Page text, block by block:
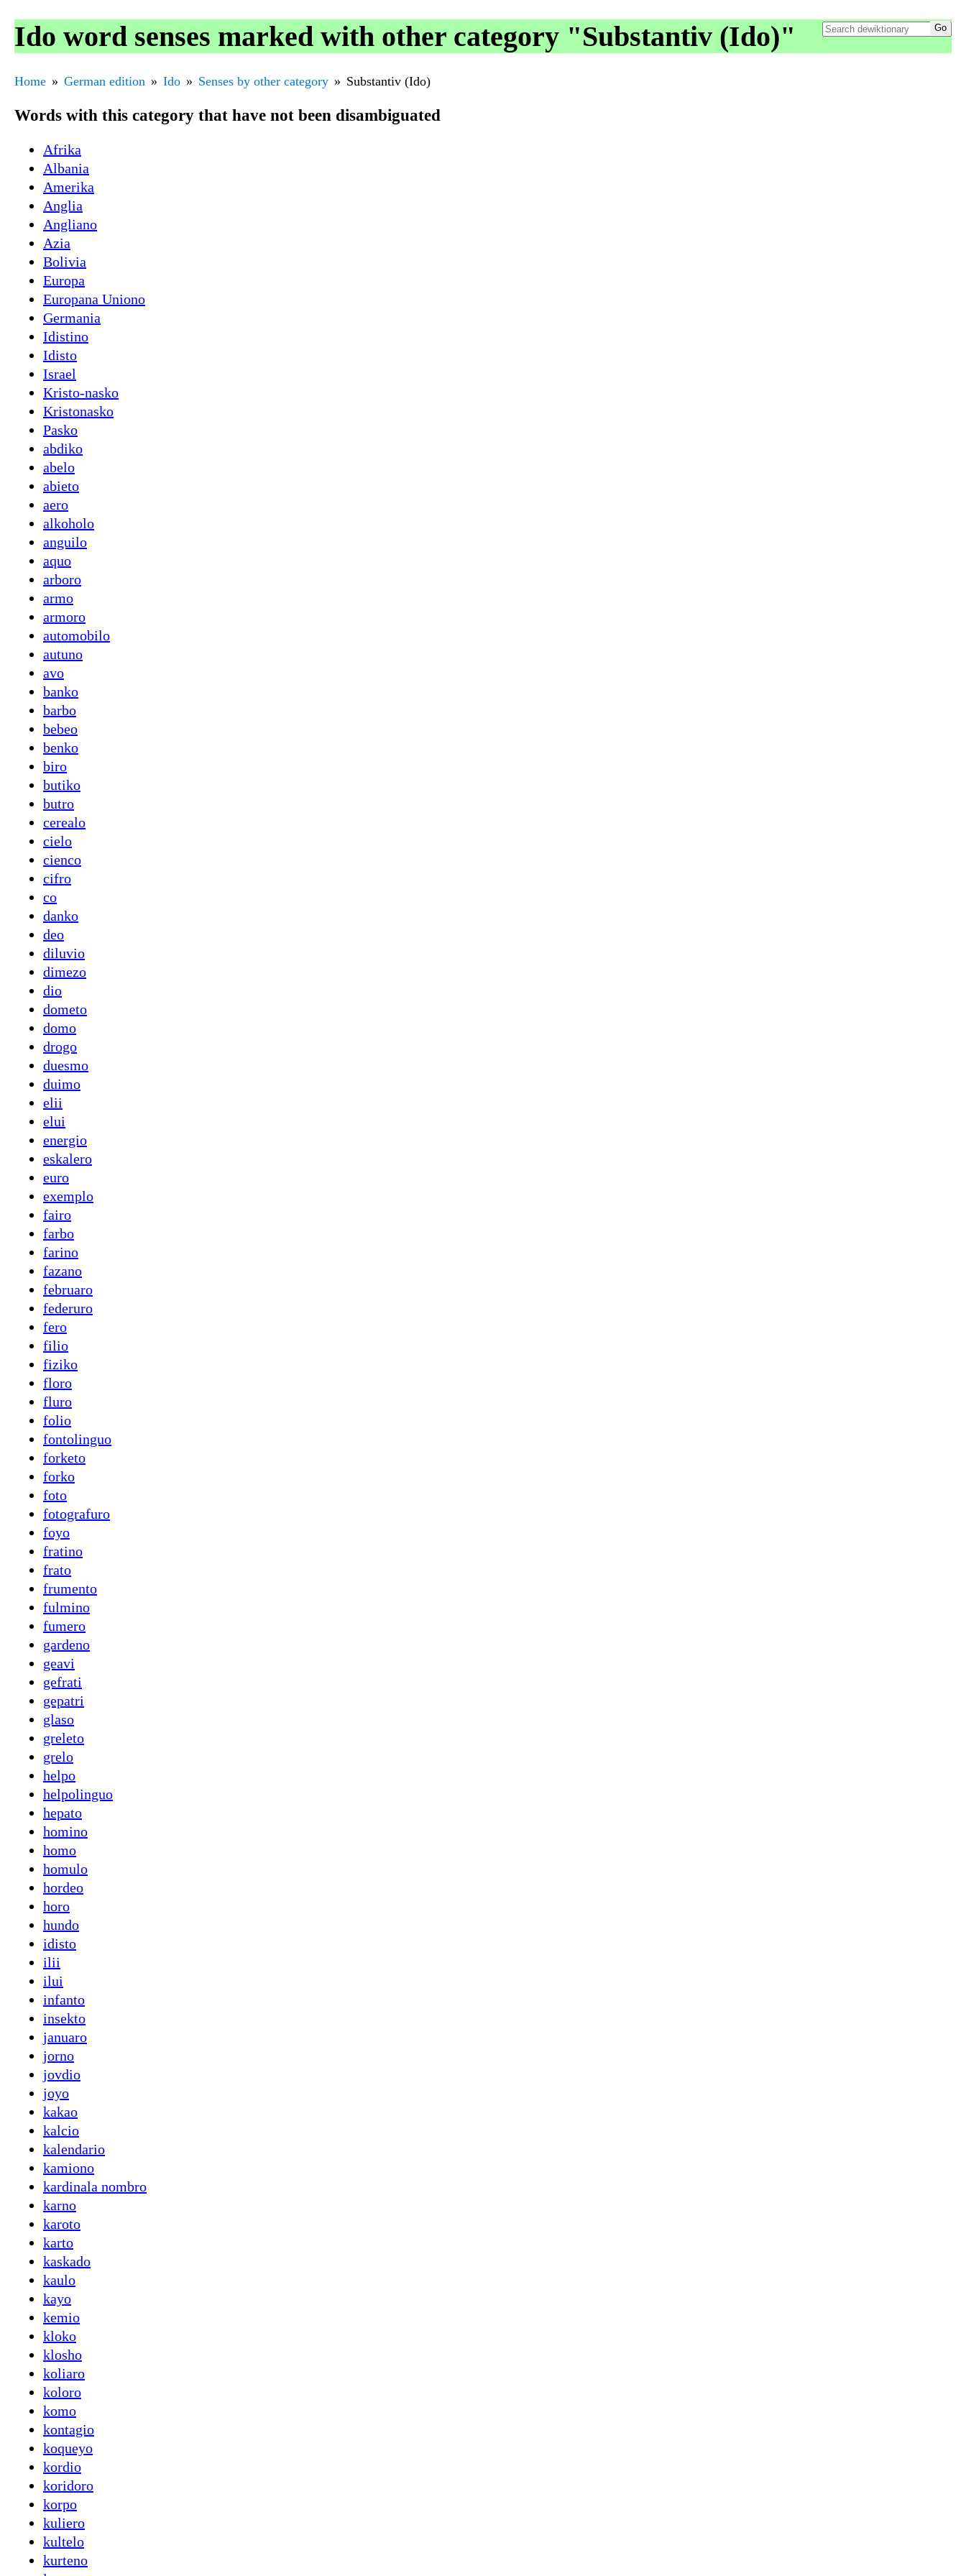
Ido word senses marked with other category "Substantiv (Ido)"
Home German edition Ido Senses by other category Substantiv (Ido)
Words with this category that have not been disambiguated
Afrika
Albania
Amerika
Anglia
Angliano
Azia
Bolivia
Europa
Europana Uniono
Germania
Idistino
Idisto
Israel
Kristo-nasko
Kristonasko
Pasko
abdiko
abelo
abieto
aero
alkoholo
anguilo
aquo
arboro
armo
armoro
automobilo
autuno
avo
banko
barbo
bebeo
benko
biro
butiko
butro
cerealo
cielo
cienco
cifro
co
danko
deo
diluvio
dimezo
dio
dometo
domo
drogo
duesmo
duimo
elii
elui
energio
eskalero
euro
exemplo
fairo
farbo
farino
fazano
februaro
federuro
fero
filio
fiziko
floro
fluro
folio
fontolinguo
forketo
forko
foto
fotografuro
foyo
fratino
frato
frumento
fulmino
fumero
gardeno
geavi
gefrati
gepatri
glaso
greleto
grelo
helpo
helpolinguo
hepato
homino
homo
homulo
hordeo
horo
hundo
idisto
ilii
ilui
infanto
insekto
januaro
jorno
jovdio
joyo
kakao
kalcio
kalendario
kamiono
kardinala nombro
karno
karoto
karto
kaskado
kaulo
kayo
kemio
kloko
klosho
koliaro
koloro
komo
kontagio
koqueyo
kordio
koridoro
korpo
kuliero
kultelo
kurteno